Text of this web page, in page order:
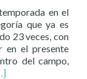
en el
que ya es
23 veces, con
en el presente
del campo,